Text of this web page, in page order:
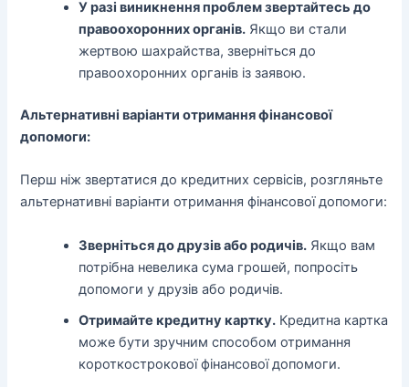
У разі виникнення проблем звертайтесь до
правоохоронних органів. Якщо ви стали
жертвою шахрайства, зверніться до
правоохоронних органів із заявою.
Альтернативні варіанти отримання фінансової
допомоги:
Перш ніж звертатися до кредитних сервісів, розгляньте
альтернативні варіанти отримання фінансової допомоги:
Зверніться до друзів або родичів. Якщо вам
потрібна невелика сума грошей, попросіть
допомоги у друзів або родичів.
Отримайте кредитну картку. Кредитна картка
може бути зручним способом отримання
короткострокової фінансової допомоги.